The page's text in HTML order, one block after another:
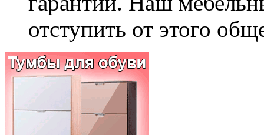
отступить от этого